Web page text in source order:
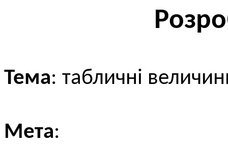
Тема: табличні
Мета: